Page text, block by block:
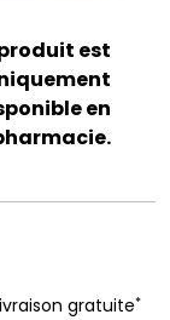
est
en
gratuite*